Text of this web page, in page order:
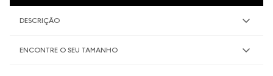
DESCRIÇÃO
ENCONTRE O SEU TAMANHO